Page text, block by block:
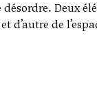
Deux
d’autre de